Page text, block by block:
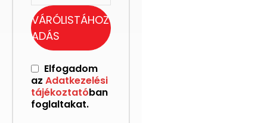
VÁRÓLISTÁHOZ
ADÁS
Elfogadom
az Adatkezelési
tájékoztatóban
foglaltakat.